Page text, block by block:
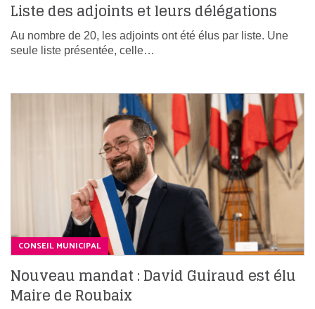
Liste des adjoints et leurs délégations
Au nombre de 20, les adjoints ont été élus par liste. Une
seule liste présentée, celle…
CONSEIL MUNICIPAL
Nouveau mandat : David Guiraud est élu
Maire de Roubaix